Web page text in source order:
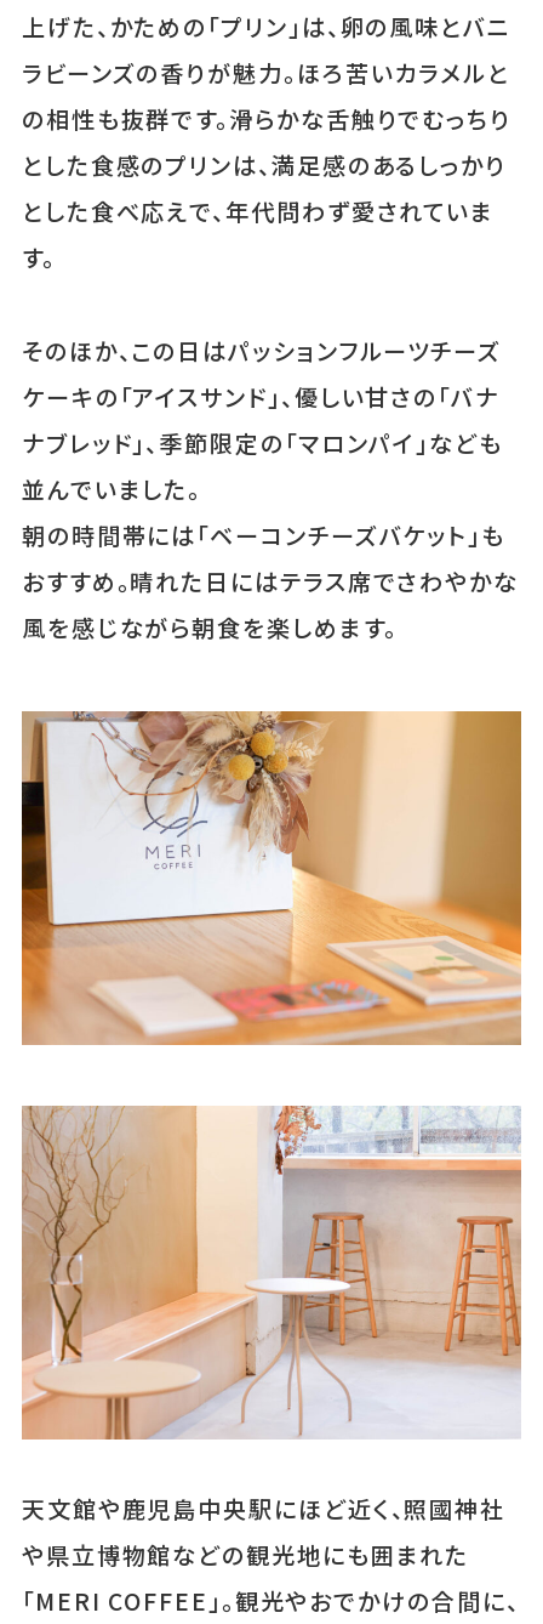
上げた、かための「プリン」は、卵の風味とバニ
ラビーンズの香りが魅力。ほろ苦いカラメルと
の相性も抜群です。滑らかな舌触りでむっちり
とした食感のプリンは、満足感のあるしっかり
とした食べ応えで、年代問わず愛されていま
す。
そのほか、この日はパッションフルーツチーズ
ケーキの「アイスサンド」、優しい甘さの「バナ
ナブレッド」、季節限定の「マロンパイ」なども
並んでいました。
朝の時間帯には「ベーコンチーズバケット」も
おすすめ。晴れた日にはテラス席でさわやかな
風を感じながら朝食を楽しめます。
天文館や鹿児島中央駅にほど近く、照國神社
や県立博物館などの観光地にも囲まれた
「MERI COFFEE」。観光やおでかけの合間に、